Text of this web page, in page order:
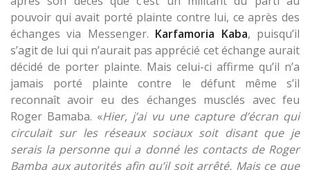
pouvoir qui avait porté plainte contre lui, ce après des
échanges via Messenger. Karfamoria Kaba, puisqu’il
s’agit de lui qui n’aurait pas apprécié cet échange aurait
décidé de porter plainte. Mais celui-ci affirme qu’il n’a
jamais porté plainte contre le défunt même s’il
reconnaît avoir eu des échanges musclés avec feu
Roger Bamaba. «Hier, j’ai vu une capture d’écran qui
circulait sur les réseaux sociaux soit disant que je
serais la personne qui a donné les contacts de Roger
Bamba aux autorités afin qu’il soit arrêté. Mais ce que